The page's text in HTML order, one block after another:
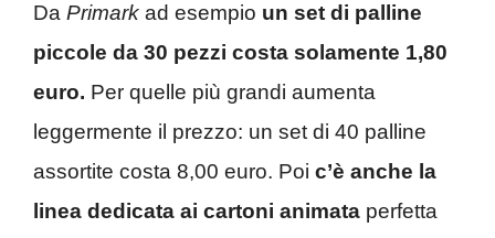
Da Primark ad esempio un set di palline
piccole da 30 pezzi costa solamente 1,80
euro. Per quelle più grandi aumenta
leggermente il prezzo: un set di 40 palline
assortite costa 8,00 euro. Poi c’è anche la
linea dedicata ai cartoni animata perfetta